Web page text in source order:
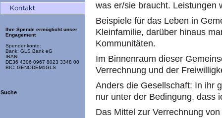
Ihre Spende ermöglicht unser
Engagement
Spendenkonto:
Bank: GLS Bank eG
IBAN:
DE36 4306 0967 8023 3348 00
BIC: GENODEM1GLS
Suche
was er/sie braucht. Leistungen
Beispiele für das Leben in
Kleinfamilie, darüber hinaus
Kommunitäten.
Im Binnenraum dieser
Verrechnung und der
Anders die Gesellschaft: In ihr
nur unter der Bedingung, dass
Das Mittel zur Verrechnung